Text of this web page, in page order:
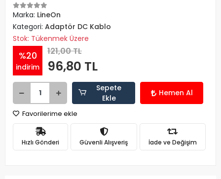
Marka: LineOn
Kategori: Adaptör DC Kablo
Stok: Tükenmek Üzere
%20
indirim
121,00 TL
96,80 TL
Sepete
Ekle
Hemen Al
Favorilerime ekle
Hızlı Gönderi Güvenli Alışveriş İade ve Değişim